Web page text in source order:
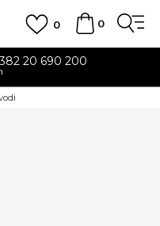
0
0
20 690 200